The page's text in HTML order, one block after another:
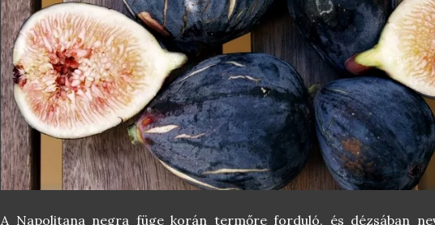
A Napolitana negra füge korán termőre forduló, és dézsában